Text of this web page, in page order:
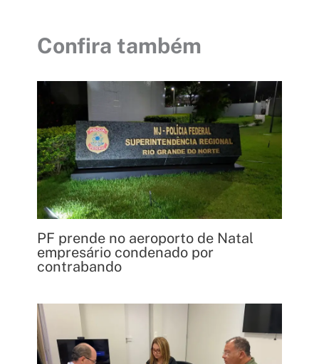
Confira também
PF prende no aeroporto de Natal
empresário condenado por
contrabando